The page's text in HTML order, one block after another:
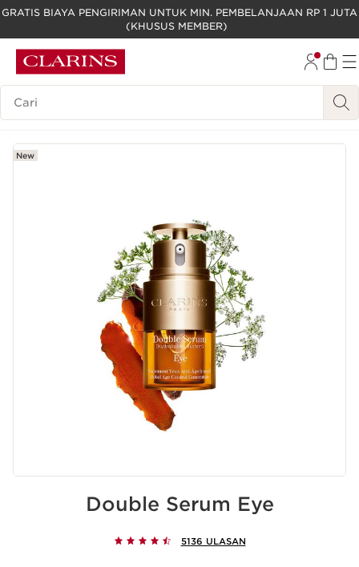
LEWATI KE KONTEN
GO TO FOOTER
GRATIS BIAYA PENGIRIMAN UNTUK MIN. PEMBELANJAAN RP 1 JUTA
(KHUSUS MEMBER)
Legenda Pencarian
New
Double Serum Eye
5136 ULASAN